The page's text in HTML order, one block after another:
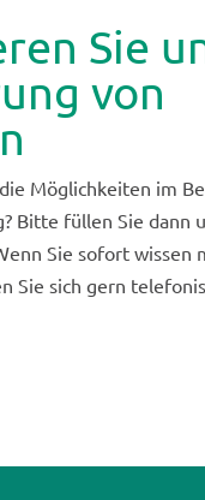
Sie
von
Möglichkeiten im
Bitte füllen Sie dann
Sie sofort wissen
Sie sich gern